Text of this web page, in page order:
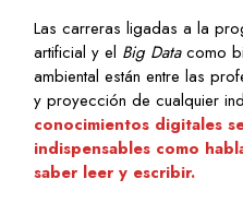
Las carreras ligadas a la
artificial y el Big Datacomo
ambiental están entre las
y proyección de cualquier
conocimientos digitales
indispensables como
saber leer y escribir.